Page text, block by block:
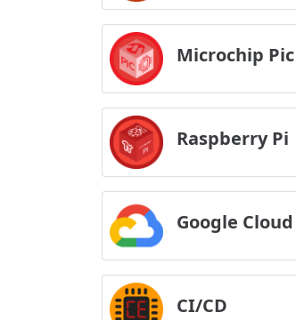
Microchip Pic
Raspberry Pi
Google Cloud
CI/CD